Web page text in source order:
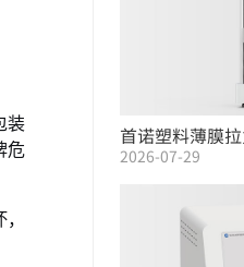
装
危
首诺塑料薄膜
选购指南
2026-07-29